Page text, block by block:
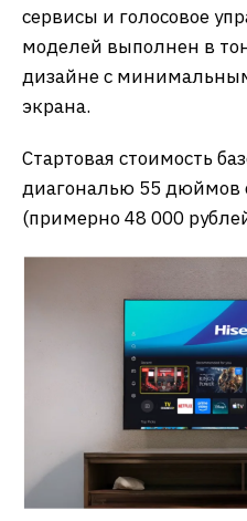
сервисы и голосовое
моделей выполнен в
дизайне с
экрана.
Стартовая стоимость
диагональю 55 дюймов
(примерно 48 000